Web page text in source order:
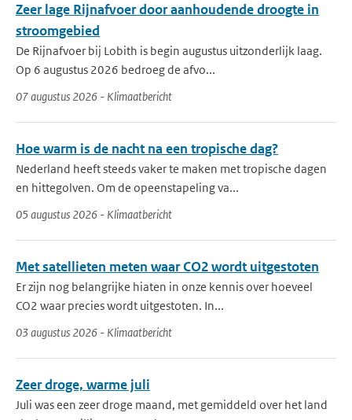
Zeer lage Rijnafvoer door aanhoudende droogte in
stroomgebied
De Rijnafvoer bij Lobith is begin augustus uitzonderlijk laag.
Op 6 augustus 2026 bedroeg de afvo...
07 augustus 2026 - Klimaatbericht
Hoe warm is de nacht na een tropische dag?
Nederland heeft steeds vaker te maken met tropische dagen
en hittegolven. Om de opeenstapeling va...
05 augustus 2026 - Klimaatbericht
Met satellieten meten waar CO2 wordt uitgestoten
Er zijn nog belangrijke hiaten in onze kennis over hoeveel
CO2 waar precies wordt uitgestoten. In...
03 augustus 2026 - Klimaatbericht
Zeer droge, warme juli
Juli was een zeer droge maand, met gemiddeld over het land